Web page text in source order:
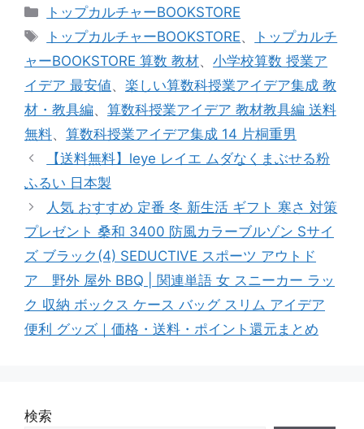
カ
テ
リ
ー
トップカルチャーBOOKSTORE
タ
グ
トップカルチャーBOOKSTORE、
トップカルチ
ャーBOOKSTORE 算数 教材、 小学校算数 授業ア
イデア 最安値、 楽しい算数科授業アイデア集成 教
材・教具編、 算数科授業アイデア 教材教具編 送料
無料、 算数科授業アイデア集成 14 片桐重男
【送料無料】leye レイエ ムダなくまぶせる粉
ふるい 日本製
人気 おすすめ 定番 冬 新生活 ギフト 寒さ 対策
プレゼント 桑和 3400 防風カラーブルゾン Sサイ
ズ ブラック(4) SEDUCTIVE スポーツ アウトド
ア 野外 屋外 BBQ | 関連単語 女 スニーカー ラッ
ク 収納 ボックス ケース バッグ スリム アイデア
便利 グッズ｜価格・送料・ポイント還元まとめ
検索